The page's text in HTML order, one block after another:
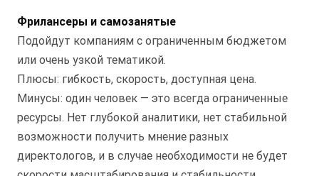
Фрилансеры и самозанятые
Подойдут компаниям с ограниченным бюджетом
или очень узкой тематикой.
Плюсы: гибкость, скорость, доступная цена.
Минусы: один человек — это всегда ограниченные
ресурсы. Нет глубокой аналитики, нет стабильной
возможности получить мнение разных
директологов, и в случае необходимости не будет